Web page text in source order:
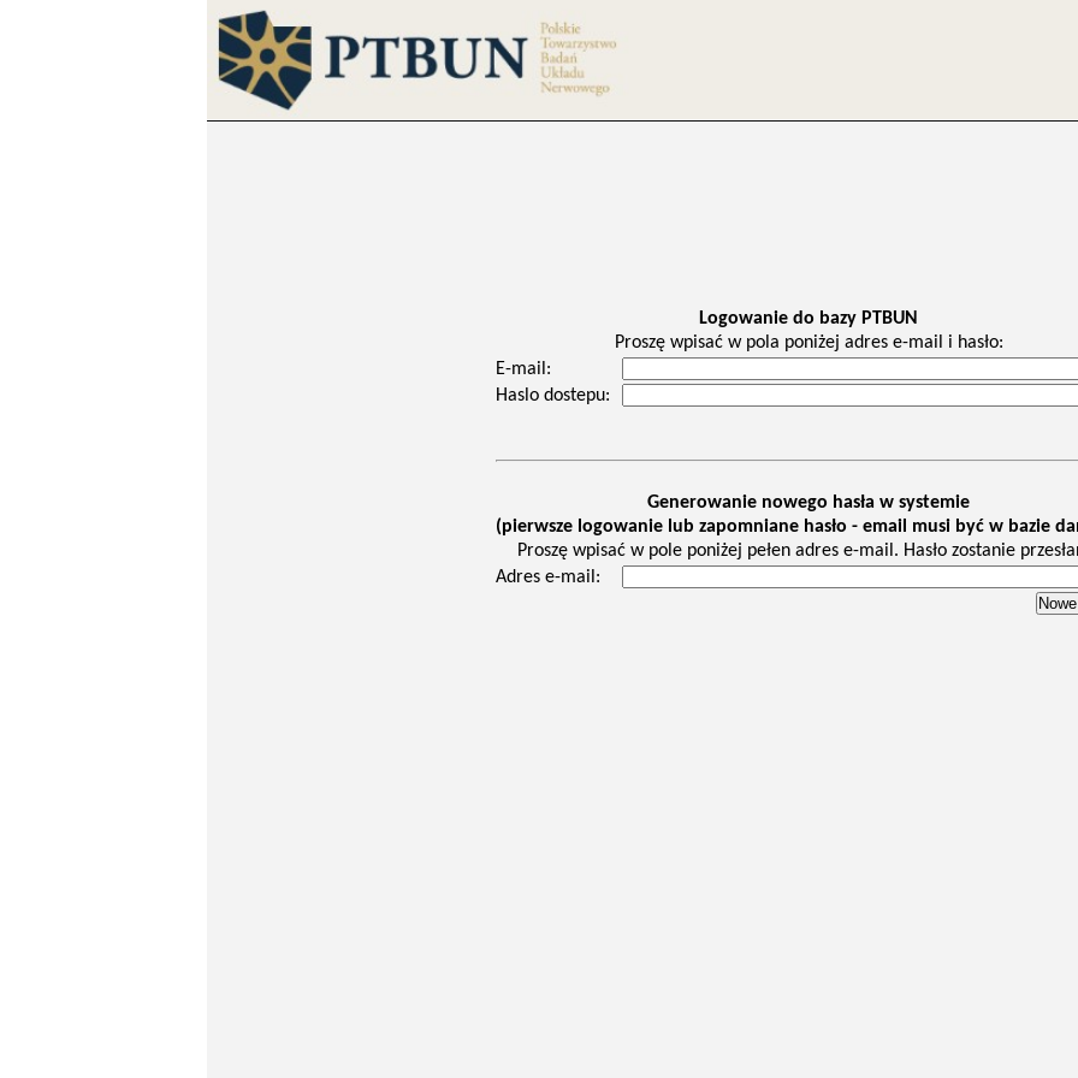
Logowanie do bazy PTBUN
Proszę wpisać w pola poniżej adres e-mail i hasło:
E-mail:
Haslo dostepu:
Generowanie nowego hasła w systemie
(pierwsze logowanie lub zapomniane hasło - email musi być w bazie
Proszę wpisać w pole poniżej pełen adres e-mail. Hasło zostanie
Adres e-mail: